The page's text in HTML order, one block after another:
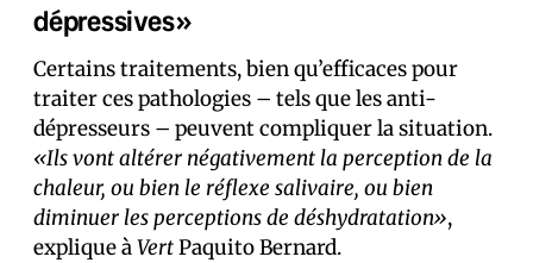
dépressives»
Certains traitements, bien qu’efficaces pour
traiter ces pathologies – tels que les anti-
dépresseurs – peuvent compliquer la situation.
«Ils vont altérer négativement la perception de la
chaleur, ou bien le réflexe salivaire, ou bien
diminuer les perceptions de déshydratation»,
explique àVertPaquito Bernard.